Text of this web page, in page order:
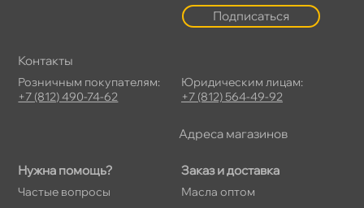
Нужна помощь?
Частые вопросы
Заказ и доставка
Масла оптом
Подписаться
Контакты
Розничным покупателям:
+7 (812) 490-74-62
Юридическим лицам:
+7 (812) 564-49-92
Адреса магазино